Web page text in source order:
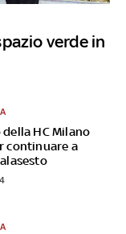
verde in
HC Milano
continuare a